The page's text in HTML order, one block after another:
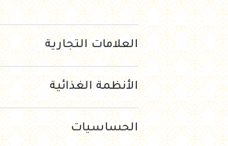
العلامات التجارية
الأنظمة الغذائية
الحساسيات